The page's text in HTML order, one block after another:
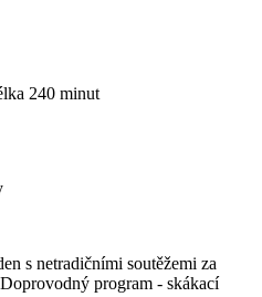
240 minut
s netradičními soutěžemi za
program - skákací